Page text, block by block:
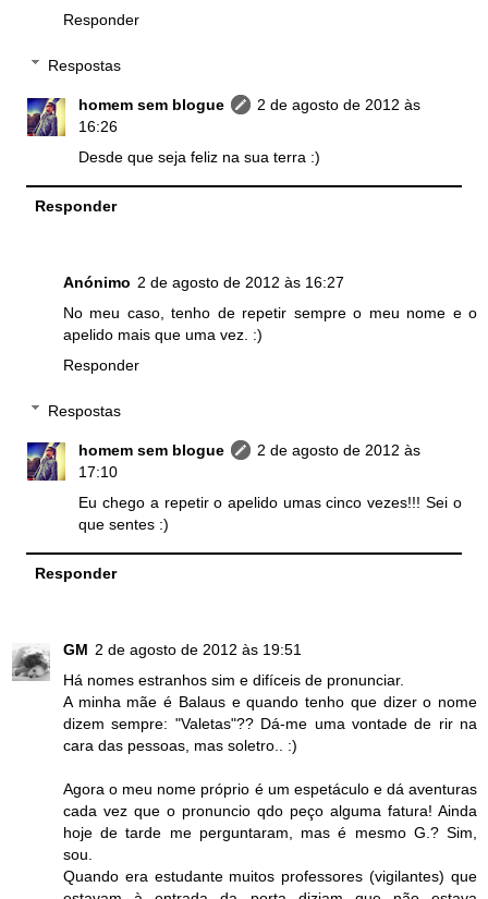
Responder
Respostas
homem sem blogue
2 de agosto de 2012 às
16:26
Desde que seja feliz na sua terra :)
Responder
Anónimo 2 de agosto de 2012 às 16:27
No meu caso, tenho de repetir sempre o meu nome e o
apelido mais que uma vez. :)
Responder
Respostas
homem sem blogue
2 de agosto de 2012 às
17:10
Eu chego a repetir o apelido umas cinco vezes!!! Sei o
que sentes :)
Responder
GM 2 de agosto de 2012 às 19:51
Há nomes estranhos sim e difíceis de pronunciar.
A minha mãe é Balaus e quando tenho que dizer o nome
dizem sempre: "Valetas"?? Dá-me uma vontade de rir na
cara das pessoas, mas soletro.. :)
Agora o meu nome próprio é um espetáculo e dá aventuras
cada vez que o pronuncio qdo peço alguma fatura! Ainda
hoje de tarde me perguntaram, mas é mesmo G.? Sim,
sou.
Quando era estudante muitos professores (vigilantes) que